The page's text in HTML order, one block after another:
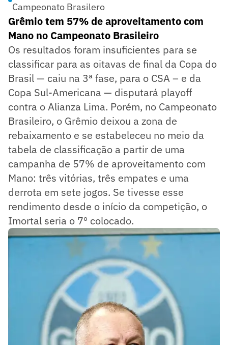
Campeonato Brasilero
Grêmio tem 57% de aproveitamento com
Mano no Campeonato Brasileiro
Os resultados foram insuficientes para se
classificar para as oitavas de final da Copa do
Brasil — caiu na 3ª fase, para o CSA – e da
Copa Sul-Americana — disputará playoff
contra o Alianza Lima. Porém, no Campeonato
Brasileiro, o Grêmio deixou a zona de
rebaixamento e se estabeleceu no meio da
tabela de classificação a partir de uma
campanha de 57% de aproveitamento com
Mano: três vitórias, três empates e uma
derrota em sete jogos. Se tivesse esse
rendimento desde o início da competição, o
Imortal seria o 7º colocado.